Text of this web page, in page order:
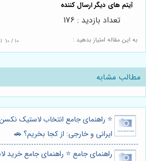
به این مقاله امتیاز بدهید : 10 / 10
تعداد بازدید : 176
مطالب مشابه
⭐️ راهنمای جامع انتخاب لاستیک
ایرانی و خارجی: از کجا بخریم؟ 🚗
راهنمای جامع ⭐️ راهنمای جامع خرید